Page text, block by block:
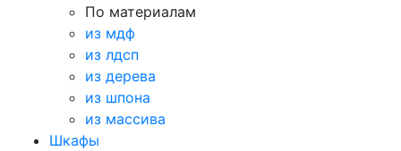
По материалам
из мдф
из лдсп
из дерева
из шпона
из массива
Шкафы